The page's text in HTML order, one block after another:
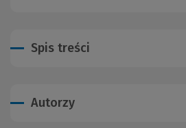
Spis treści
Autorzy